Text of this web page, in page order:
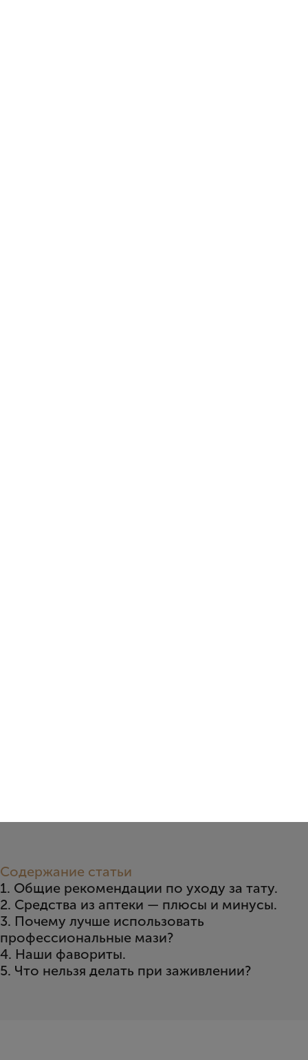
Содержание статьи
1. Общие рекомендации по уходу за тату.
2. Средства из аптеки — плюсы и минусы.
3. Почему лучше использовать
профессиональные мази?
4. Наши фавориты.
5. Что нельзя делать при заживлении?